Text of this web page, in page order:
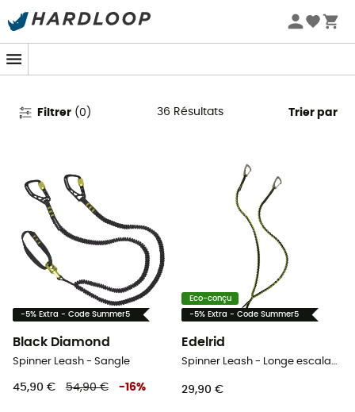
Promos d'été 🔥 -5 % EXTRA dès 2 produits* code Summer5
Longes escalade
Filtrer (0 ) 36 Résultats Trier par
-5% Extra - Code Summer5
Black Diamond
Spinner Leash - Sangle
45,90 € 54,90 € -16%
Eco-conçu
-5% Extra - Code Summer5
Edelrid
Spinner Leash - Longe escalade
29,90 €